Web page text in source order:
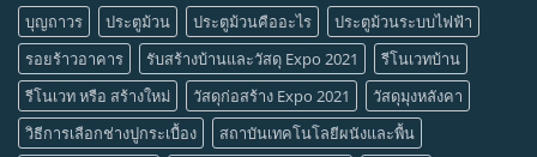
บุญถาวร
ประตูม้วน ประตูม้วนคืออะไร
ประตูม้วนระบบไฟฟ้า
รอยร้าวอาคาร
รับสร้างบ้านและวัสดุ Expo 2021
รีโนเวทบ้าน
รีโนเวท หรือ สร้างใหม่
วัสดุก่อสร้าง Expo 2021
วัสดุมุงหลังคา
วิธีการเลือกช่างปูกระเบื้อง
สถาบันเทคโนโลยีผนังและพื้น